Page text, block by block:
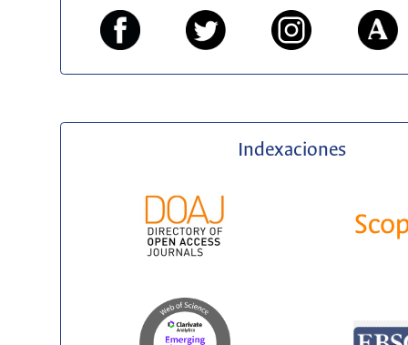
Indexaciones